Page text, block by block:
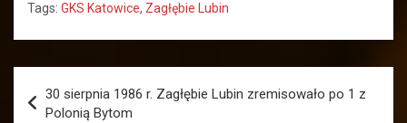
Tags: GKS Katowice, Zagłębie Lubin
wpisu
30 sierpnia 1986 r. Zagłębie Lubin zremisowało po 1 z
Polonią Bytom